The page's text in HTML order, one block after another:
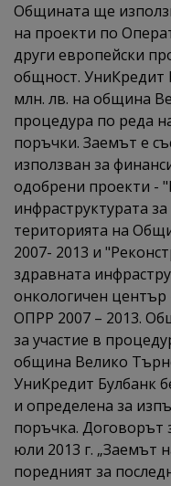
Общината ще
на проекти по
други европейски
общност. УниКредит
млн. лв. на община
процедура по реда
поръчки. Заемът е
използван за
одобрени проекти -
инфраструктурата
територията на
2007- 2013 и
здравната
онкологичен
ОПРР 2007 – 2013.
за участие в
община Велико
УниКредит Булбанк
и определена за
поръчка. Договорът
юли 2013 г. „Заемът
поредният за